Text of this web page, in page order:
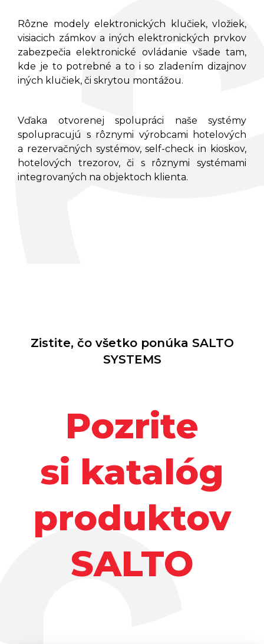
Rôzne modely elektronických klučiek, vložiek,
visiacich zámkov a iných elektronických prvkov
zabezpečia elektronické ovládanie všade tam,
kde je to potrebné a to i so zladením dizajnov
iných klučiek, či skrytou montážou.
Vďaka otvorenej spolupráci naše systémy
spolupracujú s rôznymi výrobcami hotelových
a rezervačných systémov, self-check in kioskov,
hotelových trezorov, či s rôznymi systémami
integrovaných na objektoch klienta.
Zistite, čo všetko ponúka SALTO
SYSTEMS
Pozrite
si katalóg
produktov
SALTO